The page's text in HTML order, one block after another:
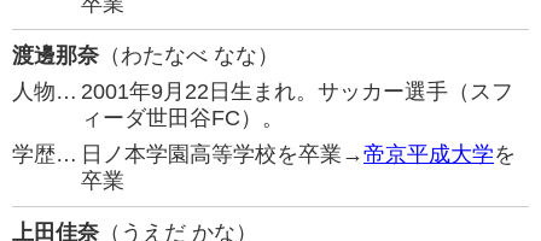
渡邊那奈 （わたなべ なな）
人物… 2001年9月22日生まれ。サッカー選手（スフ
ィーダ世田谷FC）。
学歴… 日ノ本学園高等学校を卒業→帝京平成大学を
卒業
上田佳奈 （うえだ かな）